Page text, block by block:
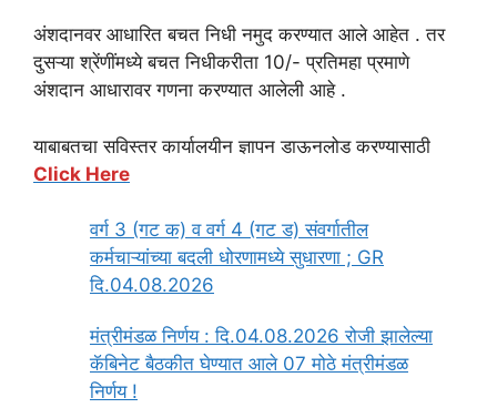
अंशदानवर आधारित बचत निधी नमुद करण्यात आले आहेत . तर
दुसऱ्या श्रेंणींमध्ये बचत निधीकरीता 10/- प्रतिमहा प्रमाणे
अंशदान आधारावर गणना करण्यात आलेली आहे .
याबाबतचा सविस्तर कार्यालयीन ज्ञापन डाऊनलोड करण्यासाठी
Click Here
वर्ग 3 (गट क) व वर्ग 4 (गट ड) संवर्गातील
कर्मचाऱ्यांच्या बदली धोरणामध्ये सुधारणा ; GR
दि.04.08.2026
मंत्रीमंडळ निर्णय : दि.04.08.2026 रोजी झालेल्या
कॅबिनेट बैठकीत घेण्यात आले 07 मोठे मंत्रीमंडळ
निर्णय !